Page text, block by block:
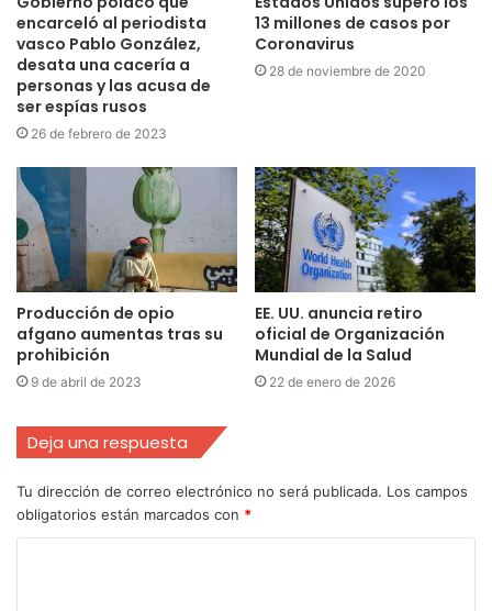
encarceló al periodista
vasco Pablo González,
desata una cacería a
personas y las acusa de
ser espías rusos
26 de febrero de 2023
13 millones de casos por
Coronavirus
28 de noviembre de 2020
Producción de opio
afgano aumentas tras su
prohibición
9 de abril de 2023
EE. UU. anuncia retiro
oficial de Organización
Mundial de la Salud
22 de enero de 2026
Deja una respuesta
Tu dirección de correo electrónico no será publicada. Los campos
obligatorios están marcados con *